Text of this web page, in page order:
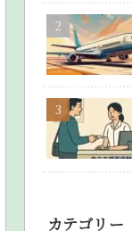
カテゴリー